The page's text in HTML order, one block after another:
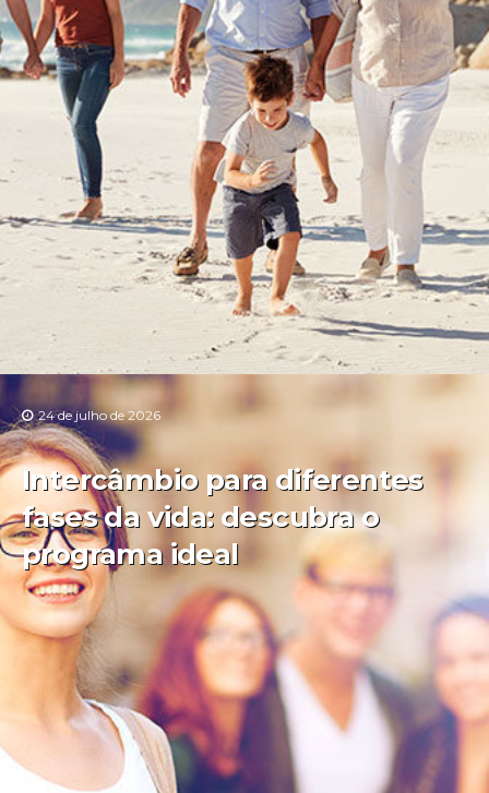
24 de julho de 2026
Intercâmbio para diferentes
fases da vida: descubra o
programa ideal